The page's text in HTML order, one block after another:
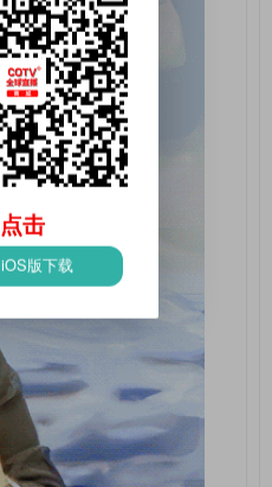
点击
iOS版下载